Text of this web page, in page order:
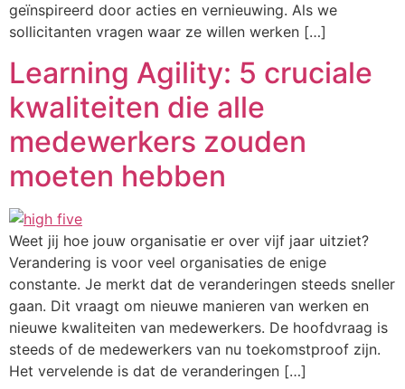
geïnspireerd door acties en vernieuwing. Als we
sollicitanten vragen waar ze willen werken […]
Learning Agility: 5 cruciale
kwaliteiten die alle
medewerkers zouden
moeten hebben
Weet jij hoe jouw organisatie er over vijf jaar uitziet?
Verandering is voor veel organisaties de enige
constante. Je merkt dat de veranderingen steeds sneller
gaan. Dit vraagt om nieuwe manieren van werken en
nieuwe kwaliteiten van medewerkers. De hoofdvraag is
steeds of de medewerkers van nu toekomstproof zijn.
Het vervelende is dat de veranderingen […]